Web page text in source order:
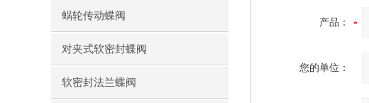
蜗轮传动蝶阀
对夹式软密封蝶阀
软密封法兰蝶阀
产品：
您的单位：